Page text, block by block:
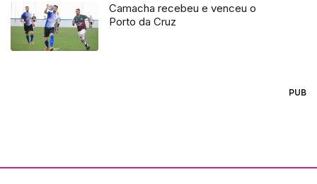
Camacha recebeu e venceu o
Porto da Cruz
PUB